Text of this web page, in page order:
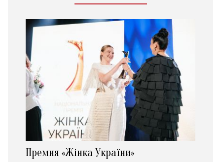
Премия «Жінка України»